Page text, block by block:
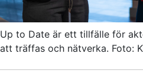
Up to Date är ett tillfälle för
att träffas och nätverka. Foto: